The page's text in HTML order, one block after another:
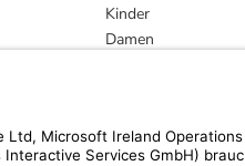
Kinder
Damen
Marken